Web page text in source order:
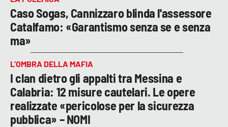
Caso Sogas, Cannizzaro blinda l'assessore
Catalfamo: «Garantismo senza se e senza
ma»
L’OMBRA DELLA MAFIA
I clan dietro gli appalti tra Messina e
Calabria: 12 misure cautelari. Le opere
realizzate «pericolose per la sicurezza
pubblica» – NOMI